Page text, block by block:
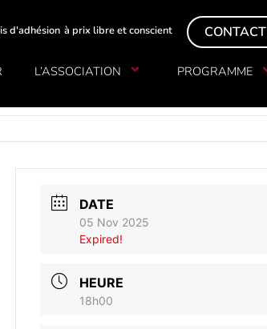
d'adhésion à prix libre et conscient CONTACT
L’ASSOCIATION PROGRAMME
DATE
05 Nov 2025
Expired!
HEURE
18h00